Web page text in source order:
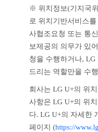
※ 위치정보(기지국
로 위치기반서비스
사협조요청 또는 통
보제공의 의무가 있
청을 수행하거나, LG
드리는 역할만을 수
회사는 LG U+의 위
사항은 LG U+의 위
다. LG U+의 자세한
페이지 (https://